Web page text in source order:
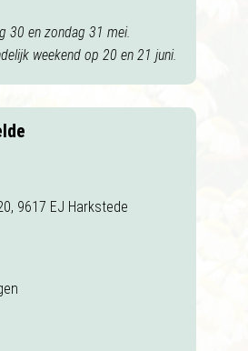
30 en zondag 31 mei.
weekend op 20 en 21 juni.
9617 EJ Harkstede